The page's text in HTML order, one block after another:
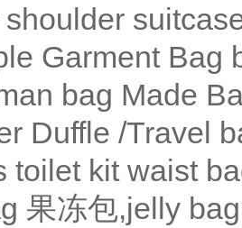
shoulder
Garment Bag
bag Made
Duffle /Travel
toilet kit waist
果冻包,jelly bag